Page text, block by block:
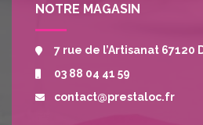
NOTRE MAGASIN
7 rue de l’Artisanat 67120
03 88 04 41 59
contact@prestaloc.fr